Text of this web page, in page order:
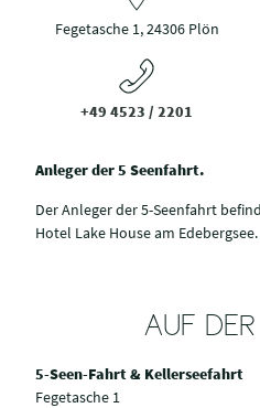
Fegetasche 1, 24306 Plön
+49 4523 / 2201
Anleger der 5 Seenfahrt.
Der Anleger der 5-Seenfahrt
Hotel Lake House am Edebergsee.
AUF
5-Seen-Fahrt & Kellerseefahrt
Fegetasche 1